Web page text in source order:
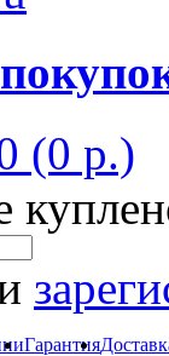
(0 р.)
Гарантия